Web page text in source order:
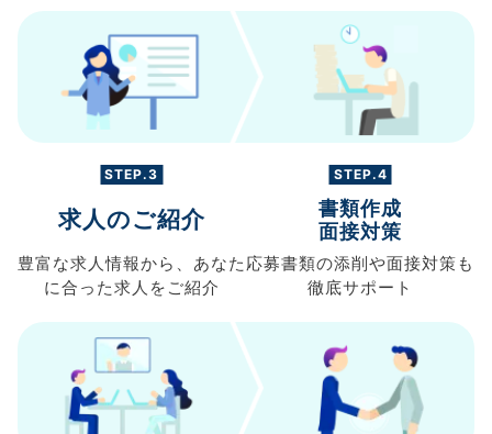
STEP.3
求人のご紹介
豊富な求人情報から、 あなた
に合った求人を ご紹介
STEP.4
書類作成
面接対策
応募書類の添削や面接対策も
徹底サポート